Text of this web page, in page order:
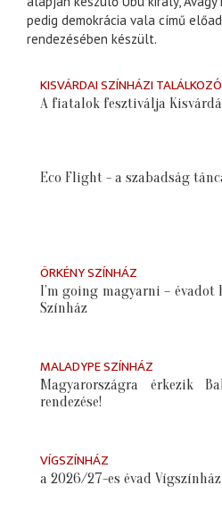
pedig demokrácia vala című
rendezésében készült.
KISVÁRDAI SZÍNHÁZI TALÁLKOZÓ
A fiatalok fesztiválja
Eco Flight - a szabadság
ÖRKÉNY SZÍNHÁZ
I’m going magyarni – évadot
Színház
MALADYPE SZÍNHÁZ
Magyarországra érkezik
rendezése!
VÍGSZÍNHÁZ
a 2026/27-es évad